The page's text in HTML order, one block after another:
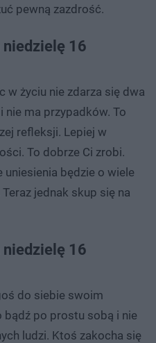
pewną zazdrość.
niedzielę 16
w życiu nie zdarza się dwa
nie ma przypadków. To
refleksji. Lepiej w
To dobrze Ci zrobi.
uniesienia będzie o wiele
jednak skup się na
niedzielę 16
do siebie swoim
po prostu sobą i nie
ludzi. Ktoś zakocha się